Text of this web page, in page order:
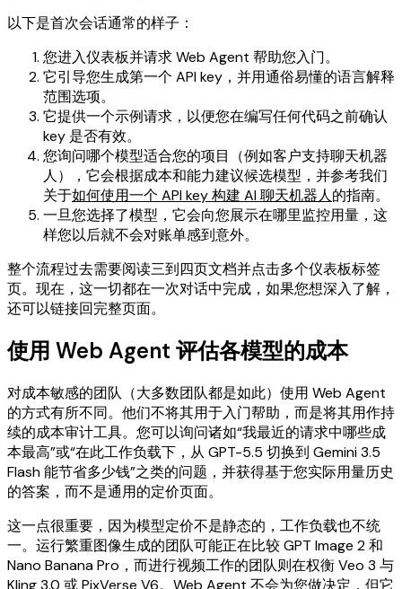
以下是首次会话通常的样子：
您进入仪表板并请求 Web Agent 帮助您入门。
它引导您生成第一个 API key，并用通俗易懂的语言解释
范围选项。
它提供一个示例请求，以便您在编写任何代码之前确认
key 是否有效。
您询问哪个模型适合您的项目（例如客户支持聊天机器
人），它会根据成本和能力建议候选模型，并参考我们
关于如何使用一个 API key 构建 AI 聊天机器人的指南。
一旦您选择了模型，它会向您展示在哪里监控用量，这
样您以后就不会对账单感到意外。
整个流程过去需要阅读三到四页文档并点击多个仪表板标签
页。现在，这一切都在一次对话中完成，如果您想深入了解，
还可以链接回完整页面。
使用 Web Agent 评估各模型的成本
对成本敏感的团队（大多数团队都是如此）使用 Web Agent
的方式有所不同。他们不将其用于入门帮助，而是将其用作持
续的成本审计工具。您可以询问诸如“我最近的请求中哪些成
本最高”或“在此工作负载下，从 GPT-5.5 切换到 Gemini 3.5
Flash 能节省多少钱”之类的问题，并获得基于您实际用量历史
的答案，而不是通用的定价页面。
这一点很重要，因为模型定价不是静态的，工作负载也不统
一。运行繁重图像生成的团队可能正在比较 GPT Image 2 和
Nano Banana Pro，而进行视频工作的团队则在权衡 Veo 3 与
Kling 3.0 或 PixVerse V6。Web Agent 不会为您做决定，但它